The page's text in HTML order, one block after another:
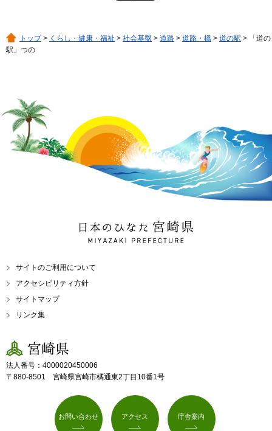
トップ> くらし・健康・福祉 > 社会基盤 > 道路 > 道路・橋 > 道の駅 > 「道の
駅」つの
日本のひなた 宮崎県
MIYAZAKI PREFECTURE
サイトのご利用について
アクセシビリティ方針
サイトマップ
リンク集
宮崎県
法人番号：4000020450006
〒880-8501 宮崎県宮崎市橘通東2丁目10番1号
お問い合わせ アクセス 庁舎案内